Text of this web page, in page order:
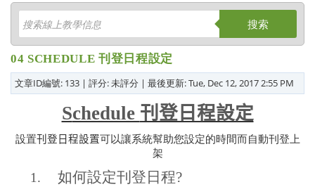
搜索
04 SCHEDULE 刊登日程設定
文章ID編號: 133 | 評分: 未評分 | 最後更新: Tue, Dec 12, 2017 2:55 PM
Schedule 刊登日程設定
設置刊登日程設置可以讓系統幫助您設定的時間而自動刊登上
架
1. 如何設定刊登日程?